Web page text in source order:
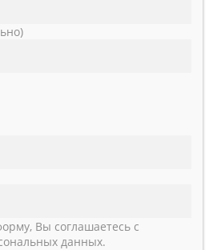
Вы соглашаетесь с
данных.